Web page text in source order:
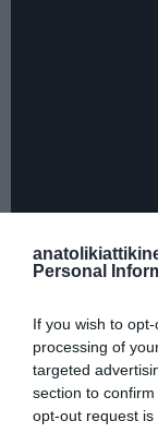
Personal
If you wish to
processing of
targeted
section to
opt-out request